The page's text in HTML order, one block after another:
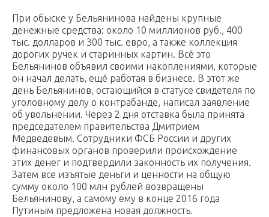
При обыске у Бельянинова найдены крупные
денежные средства: около 10 миллионов руб., 400
тыс. долларов и 300 тыс. евро, а также коллекция
дорогих ручек и старинных картин. Всё это
Бельянинов объявил своими накоплениями, которые
он начал делать, ещё работая в бизнесе. В этот же
день Бельянинов, остающийся в статусе свидетеля по
уголовному делу о контрабанде, написал заявление
об увольнении. Через 2 дня отставка была принята
председателем правительства Дмитрием
Медведевым. Сотрудники ФСБ России и других
финансовых органов проверили происхождение
этих денег и подтвердили законность их получения.
Затем все изъятые деньги и ценности на общую
сумму около 100 млн рублей возвращены
Бельянинову, а самому ему в конце 2016 года
Путиным предложена новая должность.